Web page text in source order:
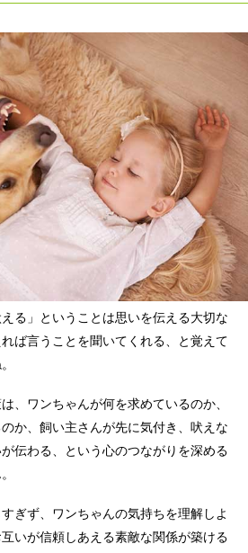
る」ということは思いを伝える大切な
ば言うことを聞いてくれる、と覚えて
、ワンちゃんが何を求めているのか、
か、飼い主さんが先に気付き、吠えな
伝わる、という心のつながりを深める
ぎず、ワンちゃんの気持ちを理解しよ
いが信頼しあえる素敵な関係が築ける